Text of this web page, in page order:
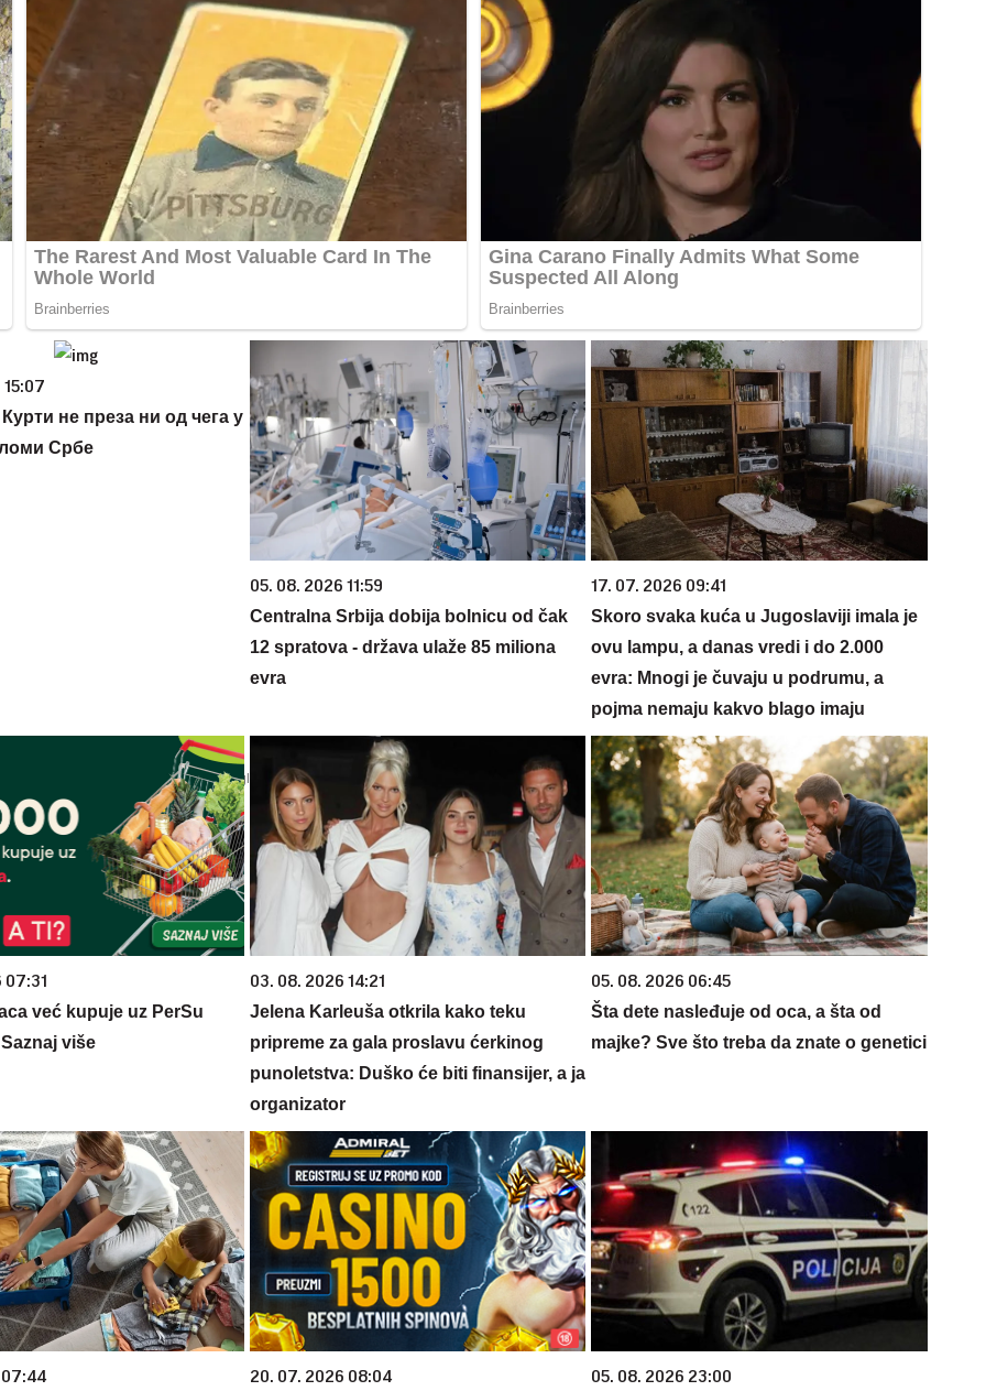
не преза ни од чега у
Србе
05. 08. 2026 11:59
Centralna Srbija dobija bolnicu od čak
12 spratova - država ulaže 85 miliona
evra
17. 07. 2026 09:41
Skoro svaka kuća u Jugoslaviji imala je
ovu lampu, a danas vredi i do 2.000
evra: Mnogi je čuvaju u podrumu, a
pojma nemaju kakvo blago imaju
07:31
već kupuje uz PerSu
više
03. 08. 2026 14:21
Jelena Karleuša otkrila kako teku
pripreme za gala proslavu ćerkinog
punoletstva: Duško će biti finansijer, a ja
organizator
05. 08. 2026 06:45
Šta dete nasleđuje od oca, a šta od
majke? Sve što treba da znate o genetici
07:44 20. 07. 2026 08:04 05. 08. 2026 23:00